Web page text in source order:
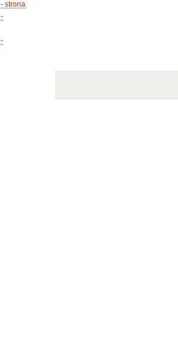
strona